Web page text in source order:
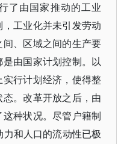
了由国家推动的工业
工业化并未引发劳动
、区域之间的生产要
由国家计划控制。以
行计划经济，使得整
。改革开放之后，由
种状况。尽管户籍制
和人口的流动性已极